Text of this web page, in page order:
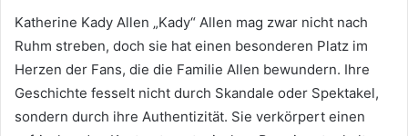
Katherine Kady Allen „Kady“ Allen mag zwar nicht nach
Ruhm streben, doch sie hat einen besonderen Platz im
Herzen der Fans, die die Familie Allen bewundern. Ihre
Geschichte fesselt nicht durch Skandale oder Spektakel,
sondern durch ihre Authentizität. Sie verkörpert einen